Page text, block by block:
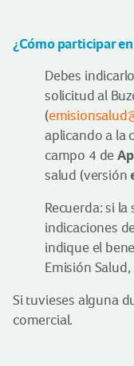
¿Cómo participar
Debes
solicitud al
(
aplicando a la
campo 4 de
salud (versión
Recuerda: si
indicaciones
indique el
Emisión
Si tuvieses alguna
comercial.